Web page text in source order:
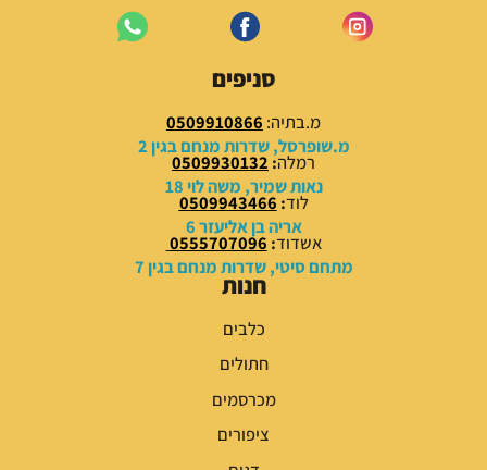
:
7
.
0
0
₪
.
0
0
₪
.
סניפים
מ.בתיה: 0509910866
מ.שופרסל, שדרות מנחם בגין 2
רמלה:
0509930132
נאות שמיר, משה לוי 18
לוד:
0509943466
אריה בן אליעזר 6
אשדוד:
0555707096
מתחם סיטי, שדרות מנחם בגין 7
חנות
כלבים
חתולים
מכרסמים
ציפורים